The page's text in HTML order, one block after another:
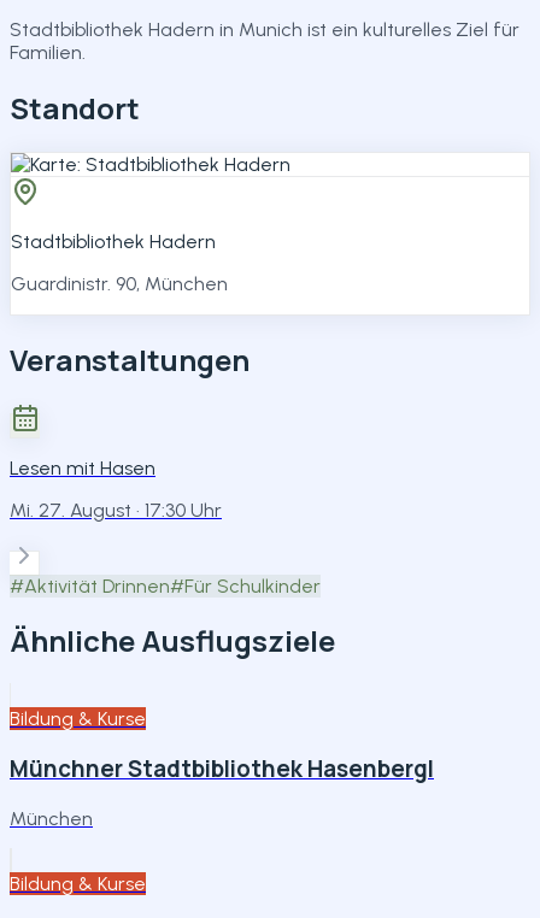
Stadtbibliothek Hadern in Munich ist ein kulturelles Ziel für
Familien.
Standort
Stadtbibliothek Hadern
Guardinistr. 90, München
Veranstaltungen
Lesen mit Hasen
Mi. 27. August · 17:30 Uhr
#Aktivität Drinnen#Für Schulkinder
Ähnliche Ausflugsziele
Bildung & Kurse
Münchner Stadtbibliothek Hasenbergl
München
Bildung & Kurse